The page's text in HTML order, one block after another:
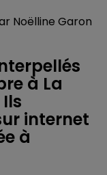
Noëlline Garon
à La
internet
à